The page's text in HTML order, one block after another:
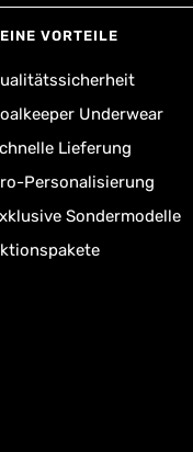
VORTEILE
Underwear
Lieferung
Personalisierung
Sondermodelle